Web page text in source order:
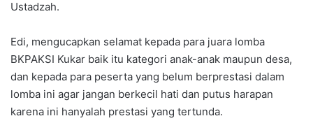
Ustadzah.
Edi, mengucapkan selamat kepada para juara lomba
BKPAKSI Kukar baik itu kategori anak-anak maupun desa,
dan kepada para peserta yang belum berprestasi dalam
lomba ini agar jangan berkecil hati dan putus harapan
karena ini hanyalah prestasi yang tertunda.